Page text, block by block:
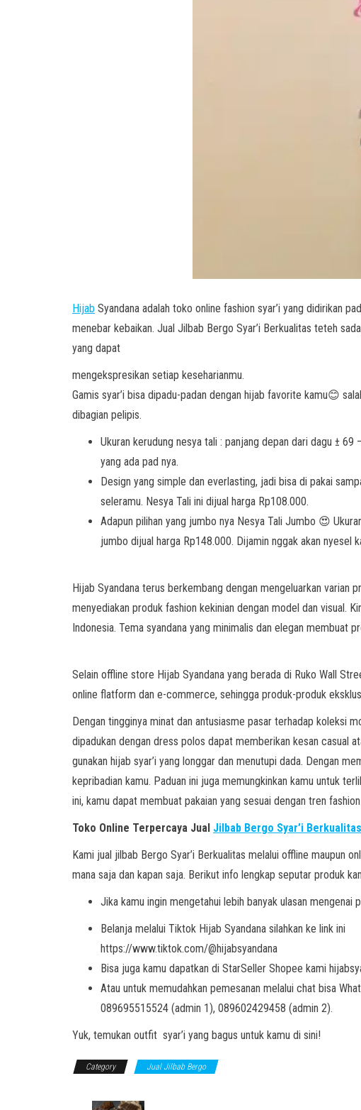
Hijab Syandana adalah toko online fashion syar’i yang didirikan
menebar kebaikan. Jual Jilbab Bergo Syar’i Berkualitas teteh
yang dapat
mengekspresikan setiap keseharianmu.
Gamis syar’i bisa dipadu-padan dengan hijab favorite kamu😊
dibagian pelipis.
Ukuran kerudung nesya tali : panjang depan dari dagu ±
yang ada pad nya.
Design yang simple dan everlasting, jadi bisa di pakai
seleramu. Nesya Tali ini dijual harga Rp108.000.
Adapun pilihan yang jumbo nya Nesya Tali Jumbo 😍
jumbo dijual harga Rp148.000. Dijamin nggak akan nyesel
Hijab Syandana terus berkembang dengan mengeluarkan varian
menyediakan produk fashion kekinian dengan model dan visual.
Indonesia. Tema syandana yang minimalis dan elegan membuat
Selain offline store Hijab Syandana yang berada di Ruko Wall
online flatform dan e-commerce, sehingga produk-produk
Dengan tingginya minat dan antusiasme pasar terhadap koleksi
dipadukan dengan dress polos dapat memberikan kesan casual
gunakan hijab syar’i yang longgar dan menutupi dada. Dengan
kepribadian kamu. Paduan ini juga memungkinkan kamu untuk
ini, kamu dapat membuat pakaian yang sesuai dengan tren
Toko Online Terpercaya Jual Jilbab Bergo Syar’i Berkualitas
Kami jual jilbab Bergo Syar’i Berkualitas melalui offline maupun
mana saja dan kapan saja. Berikut info lengkap seputar produk
Jika kamu ingin mengetahui lebih banyak ulasan
Belanja melalui Tiktok Hijab Syandana silahkan ke link ini
https://www.tiktok.com/@hijabsyandana
Bisa juga kamu dapatkan di StarSeller Shopee kami
Atau untuk memudahkan pemesanan melalui chat bisa
089695515524 (admin 1), 089602429458 (admin 2).
Yuk, temukan outfit syar’i yang bagus untuk kamu di sini!
Category Jual Jilbab Bergo